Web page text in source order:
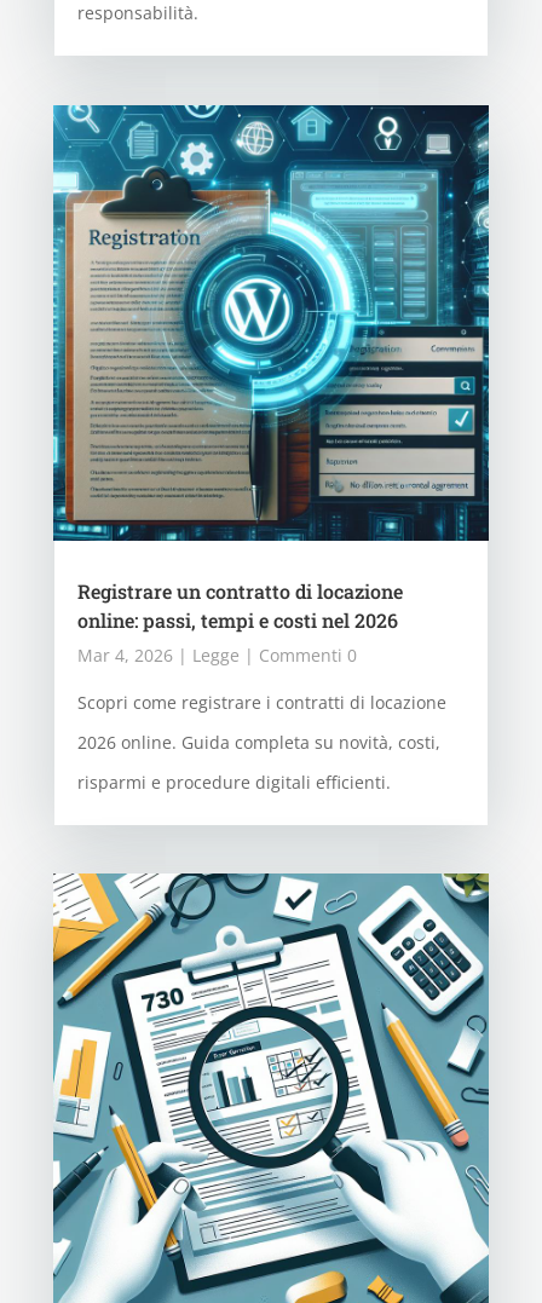
responsabilità.
Registrare un contratto di locazione
online: passi, tempi e costi nel 2026
Mar 4, 2026| Legge | Commenti 0
Scopri come registrare i contratti di locazione
2026 online. Guida completa su novità, costi,
risparmi e procedure digitali efficienti.